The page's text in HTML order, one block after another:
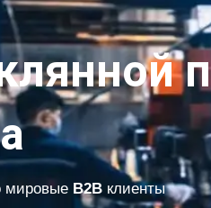
мировые B2B клиенты